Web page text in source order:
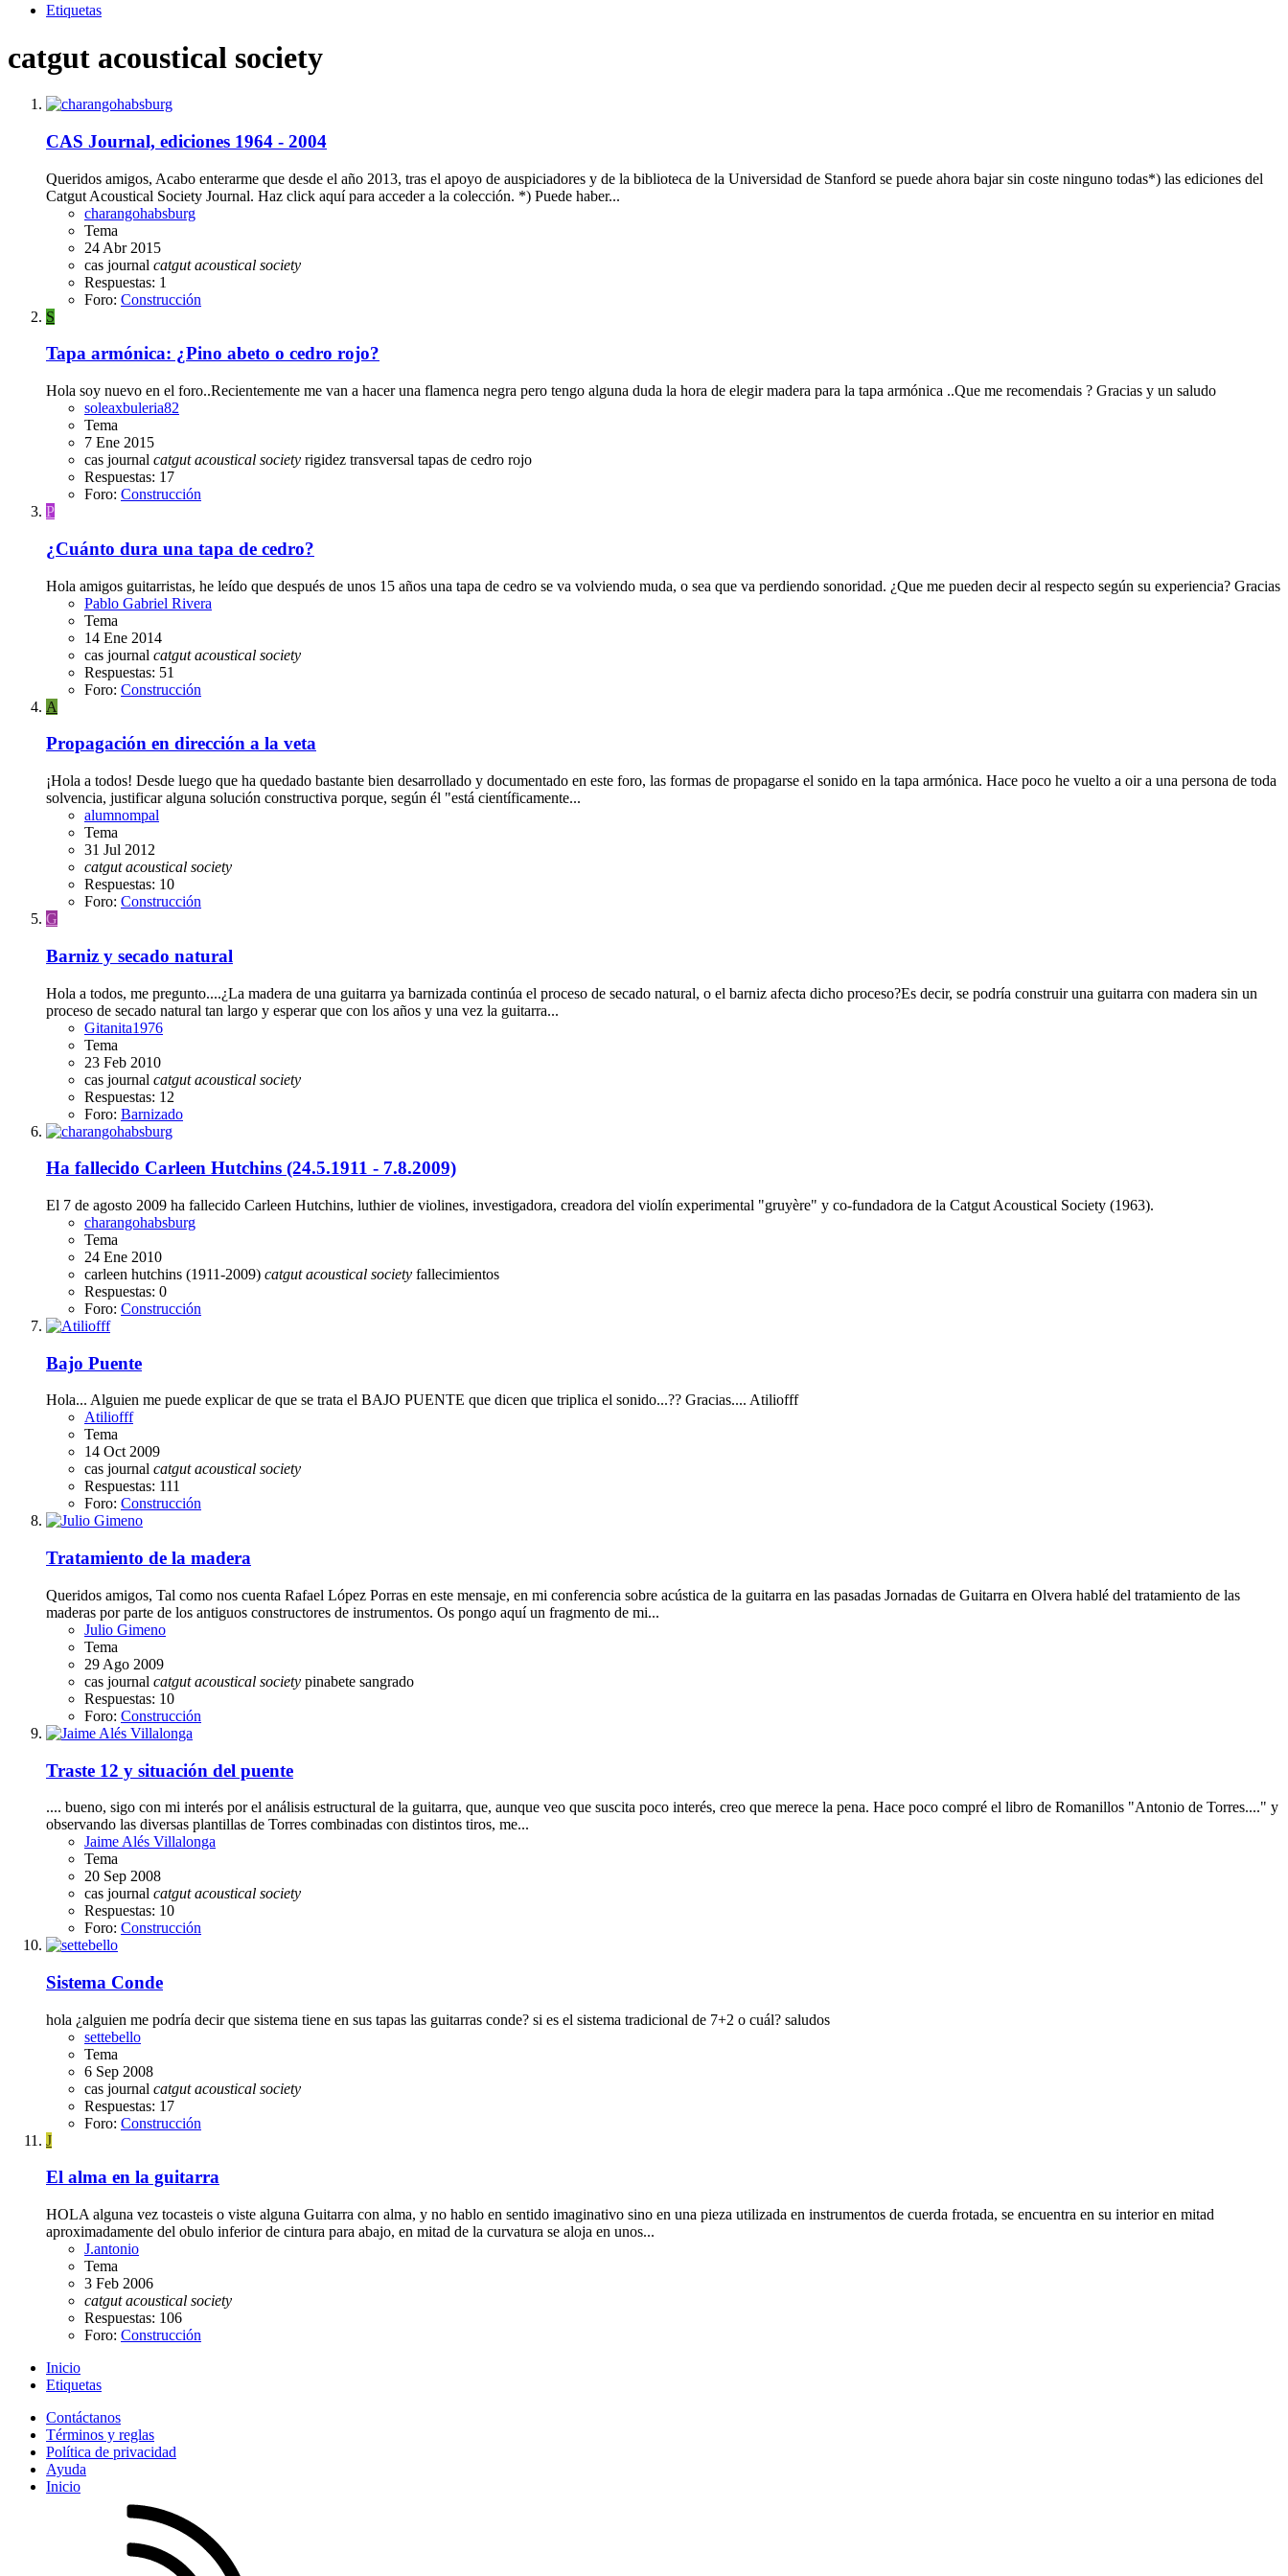
Etiquetas
catgut acoustical society
CAS Journal, ediciones 1964 - 2004
Queridos amigos, Acabo enterarme que desde el año 2013, tras el apoyo de auspiciadores y de la biblioteca de la Universidad de Stanford se puede ahora bajar sin coste ninguno todas*) las ediciones del
Catgut Acoustical Society Journal. Haz click aquí para acceder a la colección. *) Puede haber...
charangohabsburg
Tema
24 Abr 2015
cas journal catgut acoustical society
Respuestas: 1
Foro: Construcción
S
Tapa armónica: ¿Pino abeto o cedro rojo?
Hola soy nuevo en el foro..Recientemente me van a hacer una flamenca negra pero tengo alguna duda la hora de elegir madera para la tapa armónica ..Que me recomendais ? Gracias y un saludo
soleaxbuleria82
Tema
7 Ene 2015
cas journal catgut acoustical society rigidez transversal tapas de cedro rojo
Respuestas: 17
Foro: Construcción
P
¿Cuánto dura una tapa de cedro?
Hola amigos guitarristas, he leído que después de unos 15 años una tapa de cedro se va volviendo muda, o sea que va perdiendo sonoridad. ¿Que me pueden decir al respecto según su experiencia? Gracias
Pablo Gabriel Rivera
Tema
14 Ene 2014
cas journal catgut acoustical society
Respuestas: 51
Foro: Construcción
A
Propagación en dirección a la veta
¡Hola a todos! Desde luego que ha quedado bastante bien desarrollado y documentado en este foro, las formas de propagarse el sonido en la tapa armónica. Hace poco he vuelto a oir a una persona de toda
solvencia, justificar alguna solución constructiva porque, según él "está científicamente...
alumnompal
Tema
31 Jul 2012
catgut acoustical society
Respuestas: 10
Foro: Construcción
G
Barniz y secado natural
Hola a todos, me pregunto....¿La madera de una guitarra ya barnizada continúa el proceso de secado natural, o el barniz afecta dicho proceso?Es decir, se podría construir una guitarra con madera sin un
proceso de secado natural tan largo y esperar que con los años y una vez la guitarra...
Gitanita1976
Tema
23 Feb 2010
cas journal catgut acoustical society
Respuestas: 12
Foro: Barnizado
Ha fallecido Carleen Hutchins (24.5.1911 - 7.8.2009)
El 7 de agosto 2009 ha fallecido Carleen Hutchins, luthier de violines, investigadora, creadora del violín experimental "gruyère" y co-fundadora de la Catgut Acoustical Society (1963).
charangohabsburg
Tema
24 Ene 2010
carleen hutchins (1911-2009) catgut acoustical society fallecimientos
Respuestas: 0
Foro: Construcción
Bajo Puente
Hola... Alguien me puede explicar de que se trata el BAJO PUENTE que dicen que triplica el sonido...?? Gracias.... Atiliofff
Atiliofff
Tema
14 Oct 2009
cas journal catgut acoustical society
Respuestas: 111
Foro: Construcción
Tratamiento de la madera
Queridos amigos, Tal como nos cuenta Rafael López Porras en este mensaje, en mi conferencia sobre acústica de la guitarra en las pasadas Jornadas de Guitarra en Olvera hablé del tratamiento de las
maderas por parte de los antiguos constructores de instrumentos. Os pongo aquí un fragmento de mi...
Julio Gimeno
Tema
29 Ago 2009
cas journal catgut acoustical society pinabete sangrado
Respuestas: 10
Foro: Construcción
Traste 12 y situación del puente
.... bueno, sigo con mi interés por el análisis estructural de la guitarra, que, aunque veo que suscita poco interés, creo que merece la pena. Hace poco compré el libro de Romanillos "Antonio de Torres...." y
observando las diversas plantillas de Torres combinadas con distintos tiros, me...
Jaime Alés Villalonga
Tema
20 Sep 2008
cas journal catgut acoustical society
Respuestas: 10
Foro: Construcción
Sistema Conde
hola ¿alguien me podría decir que sistema tiene en sus tapas las guitarras conde? si es el sistema tradicional de 7+2 o cuál? saludos
settebello
Tema
6 Sep 2008
cas journal catgut acoustical society
Respuestas: 17
Foro: Construcción
J
El alma en la guitarra
HOLA alguna vez tocasteis o viste alguna Guitarra con alma, y no hablo en sentido imaginativo sino en una pieza utilizada en instrumentos de cuerda frotada, se encuentra en su interior en mitad
aproximadamente del obulo inferior de cintura para abajo, en mitad de la curvatura se aloja en unos...
J.antonio
Tema
3 Feb 2006
catgut acoustical society
Respuestas: 106
Foro: Construcción
Inicio
Etiquetas
Contáctanos
Términos y reglas
Política de privacidad
Ayuda
Inicio